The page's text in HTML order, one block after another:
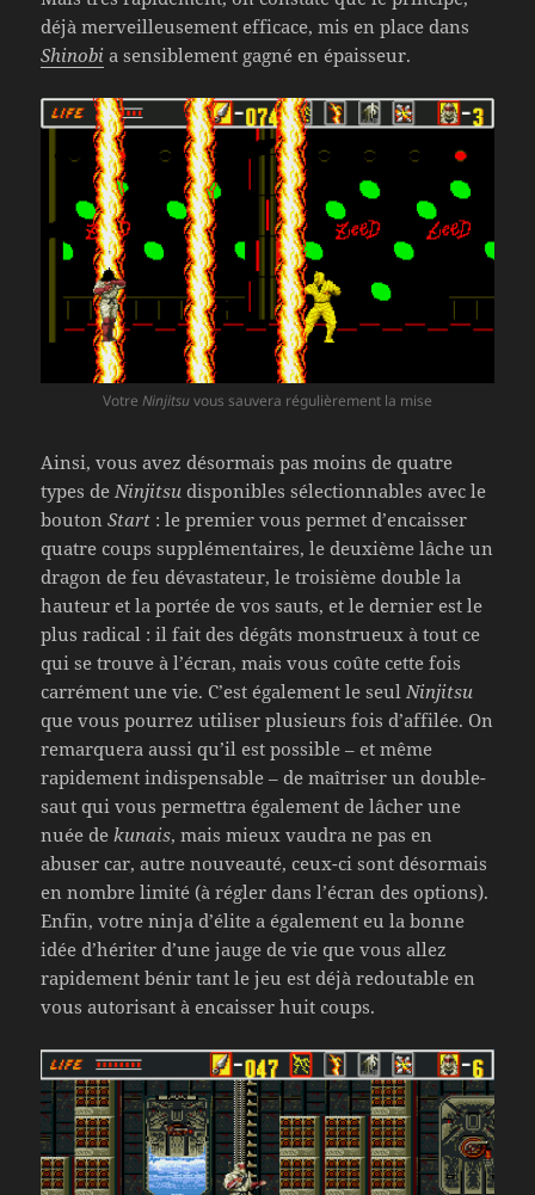
déjà merveilleusement efficace, mis en place dans
Shinobi a sensiblement gagné en épaisseur.
Votre Ninjitsuvous sauvera régulièrement la mise
Ainsi, vous avez désormais pas moins de quatre
types deNinjitsu disponibles sélectionnables avec le
boutonStart : le premier vous permet d’encaisser
quatre coups supplémentaires, le deuxième lâche un
dragon de feu dévastateur, le troisième double la
hauteur et la portée de vos sauts, et le dernier est le
plus radical : il fait des dégâts monstrueux à tout ce
qui se trouve à l’écran, mais vous coûte cette fois
carrément une vie. C’est également le seulNinjitsu
que vous pourrez utiliser plusieurs fois d’affilée. On
remarquera aussi qu’il est possible – et même
rapidement indispensable – de maîtriser un double-
saut qui vous permettra également de lâcher une
nuée dekunais, mais mieux vaudra ne pas en
abuser car, autre nouveauté, ceux-ci sont désormais
en nombre limité (à régler dans l’écran des options).
Enfin, votre ninja d’élite a également eu la bonne
idée d’hériter d’une jauge de vie que vous allez
rapidement bénir tant le jeu est déjà redoutable en
vous autorisant à encaisser huit coups.